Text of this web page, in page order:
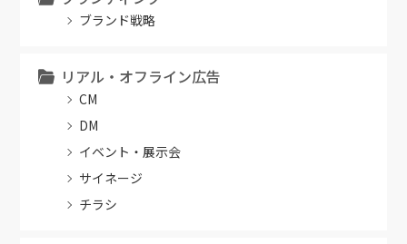
ブランド戦略
リアル・オフライン広告
CM
DM
イベント・展示会
サイネージ
チラシ